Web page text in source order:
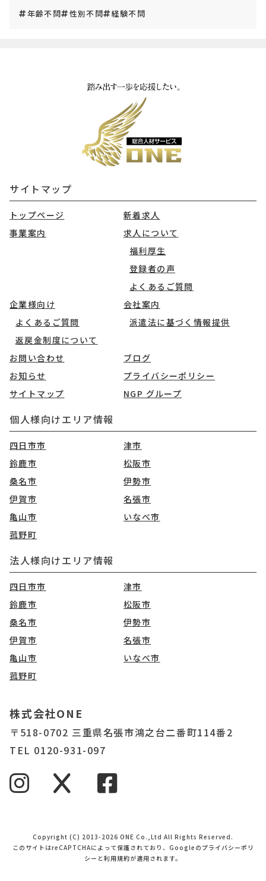
年齢不問 性別不問 経験不問
サイトマップ
トップページ
新着求人
事業案内
求人について
福利厚生
登録者の声
よくあるご質問
企業様向け
よくあるご質問
返戻金制度について
会社案内
派遣法に基づく情報提供
お問い合わせ
ブログ
お知らせ
プライバシーポリシー
サイトマップ
NGP グループ
個人様向けエリア情報
四日市市
津市
鈴鹿市
松阪市
桑名市
伊勢市
伊賀市
名張市
亀山市
いなべ市
菰野町
法人様向けエリア情報
四日市市
津市
鈴鹿市
松阪市
桑名市
伊勢市
伊賀市
名張市
亀山市
いなべ市
菰野町
株式会社ONE
〒518-0702 三重県名張市鴻之台二番町114番2
TEL 0120-931-097
Copyright (C) 2013-2026 ONE Co.,Ltd All Rights Reserved.
このサイトはreCAPTCHAによって保護されており、Googleの プライバシーポリ
シー と利用規約が適用されます。